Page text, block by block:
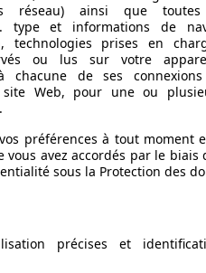
ccm
automatique
avant
2682 mm
réseau) ainsi que
type et informations de
technologies prises en
ou lus sur votre
chacune de ses
Web, pour une ou
préférences à tout moment
vous avez accordés par le biais
sous la Protection des
précises et